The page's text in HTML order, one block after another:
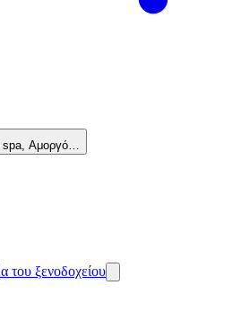
spa, Αμοργό…
του ξενοδοχείου